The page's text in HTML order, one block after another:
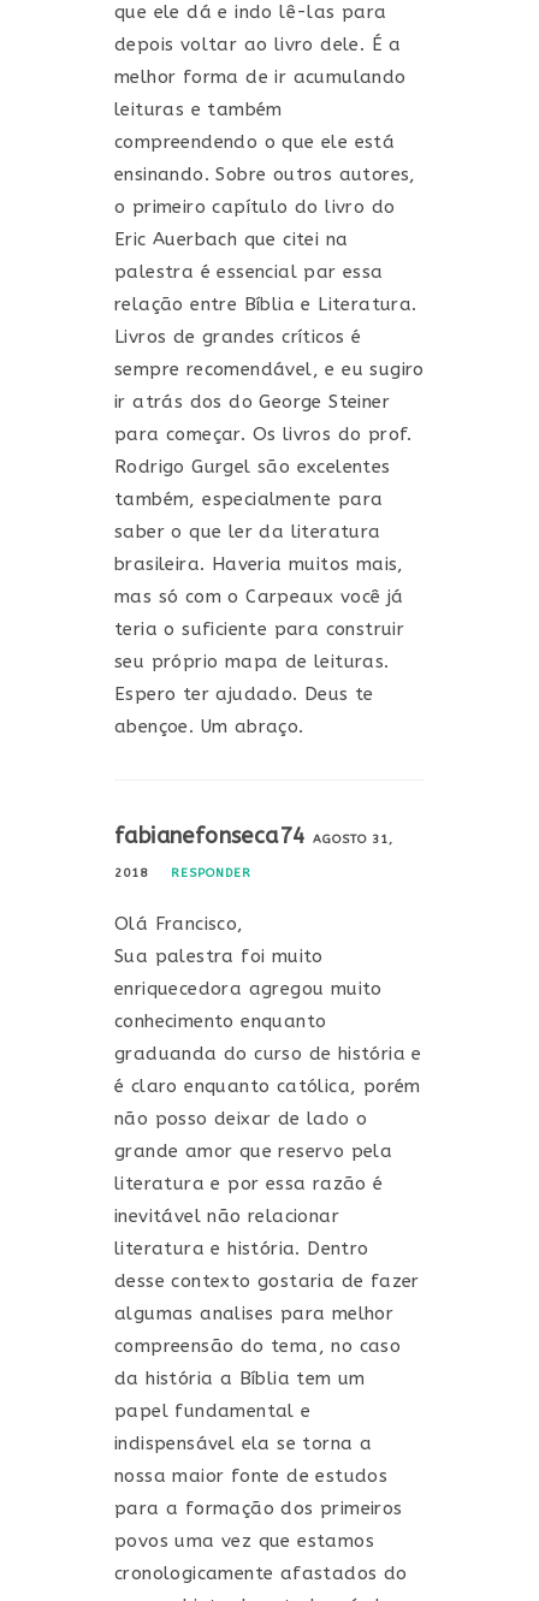
que ele dá e indo lê-las para
depois voltar ao livro dele. É a
melhor forma de ir acumulando
leituras e também
compreendendo o que ele está
ensinando. Sobre outros autores,
o primeiro capítulo do livro do
Eric Auerbach que citei na
palestra é essencial par essa
relação entre Bíblia e Literatura.
Livros de grandes críticos é
sempre recomendável, e eu sugiro
ir atrás dos do George Steiner
para começar. Os livros do prof.
Rodrigo Gurgel são excelentes
também, especialmente para
saber o que ler da literatura
brasileira. Haveria muitos mais,
mas só com o Carpeaux você já
teria o suficiente para construir
seu próprio mapa de leituras.
Espero ter ajudado. Deus te
abençoe. Um abraço.
fabianefonseca74 AGOSTO 31,
2018 RESPONDER
Olá Francisco,
Sua palestra foi muito
enriquecedora agregou muito
conhecimento enquanto
graduanda do curso de história e
é claro enquanto católica, porém
não posso deixar de lado o
grande amor que reservo pela
literatura e por essa razão é
inevitável não relacionar
literatura e história. Dentro
desse contexto gostaria de fazer
algumas analises para melhor
compreensão do tema, no caso
da história a Bíblia tem um
papel fundamental e
indispensável ela se torna a
nossa maior fonte de estudos
para a formação dos primeiros
povos uma vez que estamos
cronologicamente afastados do